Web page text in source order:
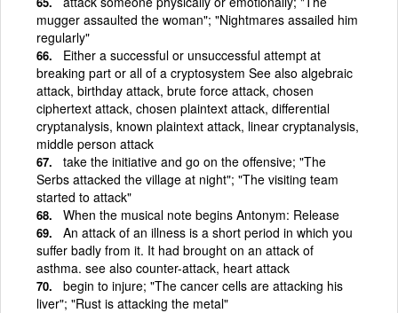
mugger assaulted the woman"; "Nightmares assailed him
regularly"
Either a successful or unsuccessful attempt at
breaking part or all of a cryptosystem See also algebraic
attack, birthday attack, brute force attack, chosen
ciphertext attack, chosen plaintext attack, differential
cryptanalysis, known plaintext attack, linear cryptanalysis,
middle person attack
take the initiative and go on the offensive; "The
Serbs attacked the village at night"; "The visiting team
started to attack"
When the musical note begins Antonym: Release
An attack of an illness is a short period in which you
suffer badly from it. It had brought on an attack of
asthma. see also counter-attack, heart attack
begin to injure; "The cancer cells are attacking his
liver"; "Rust is attacking the metal"